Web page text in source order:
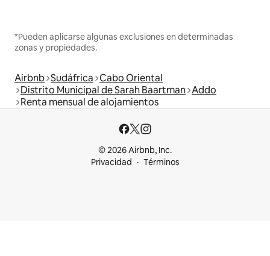
*Pueden aplicarse algunas exclusiones en determinadas
zonas y propiedades.
Airbnb Sudáfrica Cabo Oriental
Distrito Municipal de Sarah Baartman Addo
Renta mensual de alojamientos
© 2026 Airbnb, Inc.
Privacidad
Términos